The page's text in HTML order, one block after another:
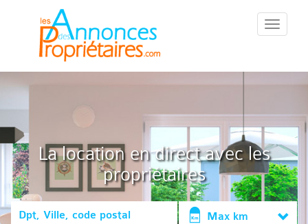
::Menu::
La location en direct avec les
propriétaires
Max km